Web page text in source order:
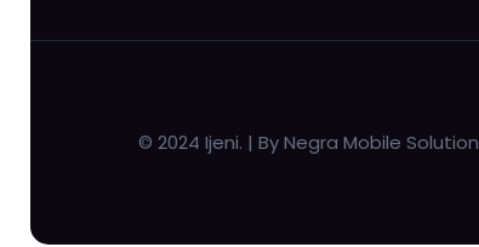
© 2024 Ijeni. | By Negra Mobile Solution